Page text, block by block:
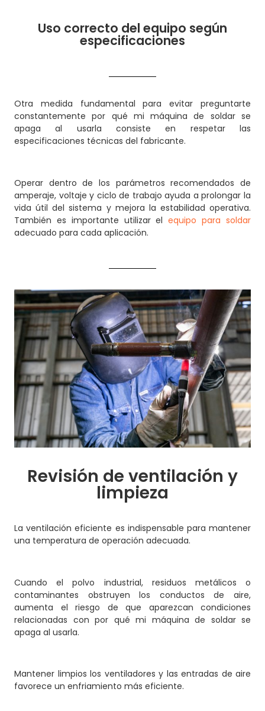
Uso correcto del equipo según
especificaciones
Otra medida fundamental para evitar preguntarte
constantemente por qué mi máquina de soldar se
apaga al usarla consiste en respetar las
especificaciones técnicas del fabricante.
Operar dentro de los parámetros recomendados de
amperaje, voltaje y ciclo de trabajo ayuda a prolongar la
vida útil del sistema y mejora la estabilidad operativa.
También es importante utilizar elequipo para soldar
adecuado para cada aplicación.
Revisión de ventilación y
limpieza
La ventilación eficiente es indispensable para mantener
una temperatura de operación adecuada.
Cuando el polvo industrial, residuos metálicos o
contaminantes obstruyen los conductos de aire,
aumenta el riesgo de que aparezcan condiciones
relacionadas con por qué mi máquina de soldar se
apaga al usarla.
Mantener limpios los ventiladores y las entradas de aire
favorece un enfriamiento más eficiente.